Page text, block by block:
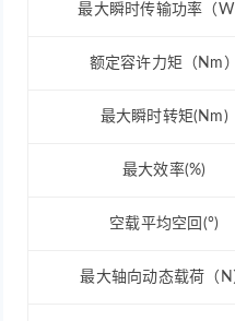
最大瞬时传输功率（W
额定容许力矩（Nm）
最大瞬时转矩(Nm)
最大效率(%)
空载平均空回(°)
最大轴向动态载荷（N